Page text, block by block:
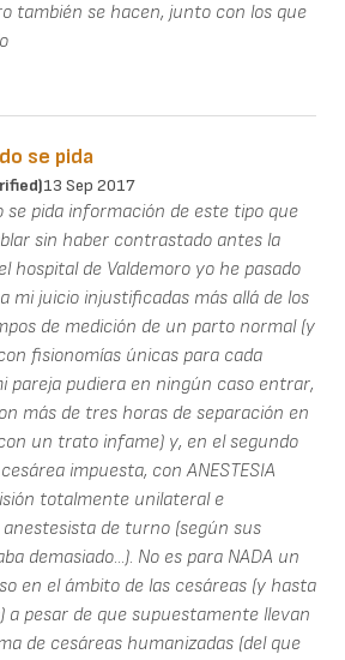
también se hacen, junto con los que
se pida
13 Sep 2017
se pida información de este tipo que
sin haber contrastado antes la
hospital de Valdemoro yo he pasado
mi juicio injustificadas más allá de los
de medición de un parto normal (y
fisionomías únicas para cada
pareja pudiera en ningún caso entrar,
más de tres horas de separación en
un trato infame) y, en el segundo
impuesta, con ANESTESIA
totalmente unilateral e
de turno (según sus
demasiado...). No es para NADA un
en el ámbito de las cesáreas (y hasta
a pesar de que supuestamente llevan
de cesáreas humanizadas (del que